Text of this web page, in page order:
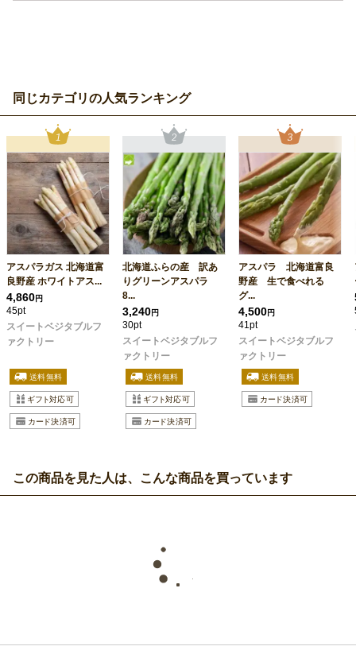
同じカテゴリの人気ランキング
アスパラガス 北海道富
良野産 ホワイトアス...
4,860円
45pt
スイートベジタブルフ
ァクトリー
北海道ふらの産 訳あ
りグリーンアスパラ
8...
3,240円
30pt
スイートベジタブルフ
ァクトリー
アスパラ 北海道富良
野産 生で食べれる
グ...
4,500円
41pt
スイートベジタブルフ
ァクトリー
この商品を見た人は、こんな商品を買っています